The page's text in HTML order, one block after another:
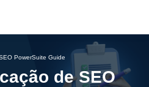
PowerSuite Guide
de SEO